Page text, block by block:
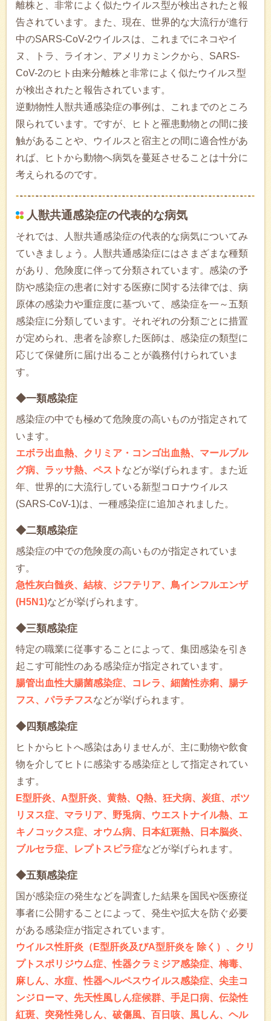
離株と、非常によく似たウイルス型が検出されたと報
告されています。また、現在、世界的な大流行が進行
中のSARS-CoV-2ウイルスは、これまでにネコやイ
ヌ、トラ、ライオン、アメリカミンクから、SARS-
CoV-2のヒト由来分離株と非常によく似たウイルス型
が検出されたと報告されています。
逆動物性人獣共通感染症の事例は、これまでのところ
限られています。ですが、ヒトと罹患動物との間に接
触があることや、ウイルスと宿主との間に適合性があ
れば、ヒトから動物へ病気を蔓延させることは十分に
考えられるのです。
人獣共通感染症の代表的な病気
それでは、人獣共通感染症の代表的な病気についてみ
ていきましょう。人獣共通感染症にはさまざまな種類
があり、危険度に伴って分類されています。感染の予
防や感染症の患者に対する医療に関する法律では、病
原体の感染力や重症度に基づいて、感染症を一～五類
感染症に分類しています。それぞれの分類ごとに措置
が定められ、患者を診察した医師は、感染症の類型に
応じて保健所に届け出ることが義務付けられていま
す。
◆一類感染症
感染症の中でも極めて危険度の高いものが指定されて
います。
エボラ出血熱、クリミア・コンゴ出血熱、マールブル
グ病、ラッサ熱、ペスト などが挙げられます。また近
年、世界的に大流行している新型コロナウイルス
(SARS-CoV-1)は、一種感染症に追加されました。
◆二類感染症
感染症の中での危険度の高いものが指定されていま
す。
急性灰白髄炎、結核、ジフテリア、鳥インフルエンザ
(H5N1)などが挙げられます。
◆三類感染症
特定の職業に従事することによって、集団感染を引き
起こす可能性のある感染症が指定されています。
腸管出血性大腸菌感染症、コレラ、細菌性赤痢、腸チ
フス、パラチフスなどが挙げられます。
◆四類感染症
ヒトからヒトへ感染はありませんが、主に動物や飲食
物を介してヒトに感染する感染症として指定されてい
ます。
E型肝炎、A型肝炎、黄熱、Q熱、狂犬病、炭疽、ボツ
リヌス症、マラリア、野兎病、ウエストナイル熱、エ
キノコックス症、オウム病、日本紅斑熱、日本脳炎、
ブルセラ症、レプトスピラ症などが挙げられます。
◆五類感染症
国が感染症の発生などを調査した結果を国民や医療従
事者に公開することによって、発生や拡大を防ぐ必要
がある感染症が指定されています。
ウイルス性肝炎（E型肝炎及びA型肝炎を 除く）、クリ
プトスポリジウム症、性器クラミジア感染症、梅毒、
麻しん、水痘、性器ヘルペスウイルス感染症、尖圭コ
ンジローマ、先天性風しん症候群、手足口病、伝染性
紅斑、突発性発しん、破傷風、百日咳、風しん、ヘル